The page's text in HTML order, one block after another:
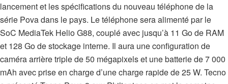
lancement et les spécifications du nouveau téléphone de la
série Pova dans le pays. Le téléphone sera alimenté par le
SoC MediaTek Helio G88, couplé avec jusqu’à 11 Go de RAM
et 128 Go de stockage interne. Il aura une configuration de
caméra arrière triple de 50 mégapixels et une batterie de 7 000
mAh avec prise en charge d’une charge rapide de 25 W. Tecno